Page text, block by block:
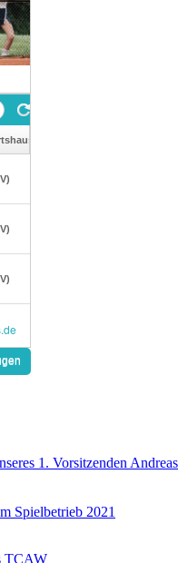
1. Vorsitzenden Andreas
Spielbetrieb 2021